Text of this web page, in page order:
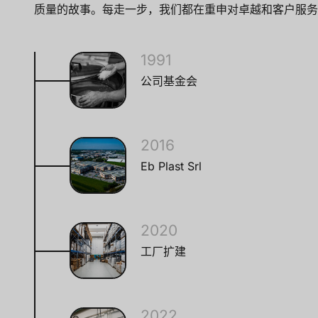
质量的故事。每走一步，我们都在重申对卓越和客户服
1991
公司基金会
2016
Eb Plast Srl
2020
工厂扩建